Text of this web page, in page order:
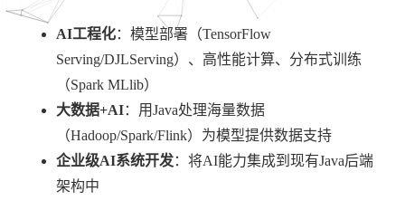
AI工程化：模型部署（TensorFlow
Serving/DJLServing）、高性能计算、分布式训练
（Spark MLlib）
大数据+AI：用Java处理海量数据
（Hadoop/Spark/Flink）为模型提供数据支持
企业级AI系统开发：将AI能力集成到现有Java后端
架构中